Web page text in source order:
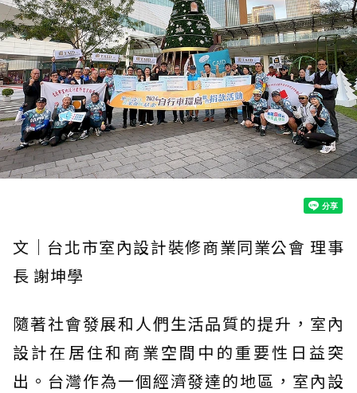
文｜台北市室內設計裝修商業同業公會 理事
長 謝坤學
隨著社會發展和人們生活品質的提升，室內
設計在居住和商業空間中的重要性日益突
出。台灣作為一個經濟發達的地區，室內設